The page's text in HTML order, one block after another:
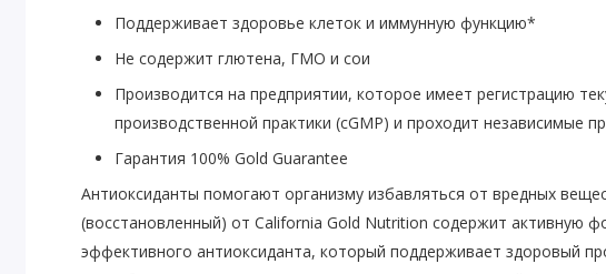
Поддерживает здоровье клеток и иммунную функцию*
Не содержит глютена, ГМО и сои
Производится на предприятии, которое имеет регистрацию
производственной практики (cGMP) и проходит независимые
Гарантия 100% Gold Guarantee
Антиоксиданты помогают организму избавляться от вредных
(восстановленный) отCalifornia Gold Nutrition содержит активную
эффективного антиоксиданта, который поддерживает здоровый